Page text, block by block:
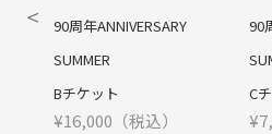
税込）
90周年ANNIVERSARY
¥7,000（税込）